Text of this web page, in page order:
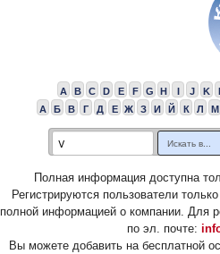
A B C D E F G H I J K
А
Б В Г Д Е Ж З И Й К Л М
Полная информация доступна
Регистрируются пользователи
полной информацией о компании. Для
по эл. почте:
Вы можете добавить на бесплатной